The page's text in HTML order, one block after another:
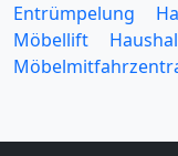
Entrümpelung
Möbellift